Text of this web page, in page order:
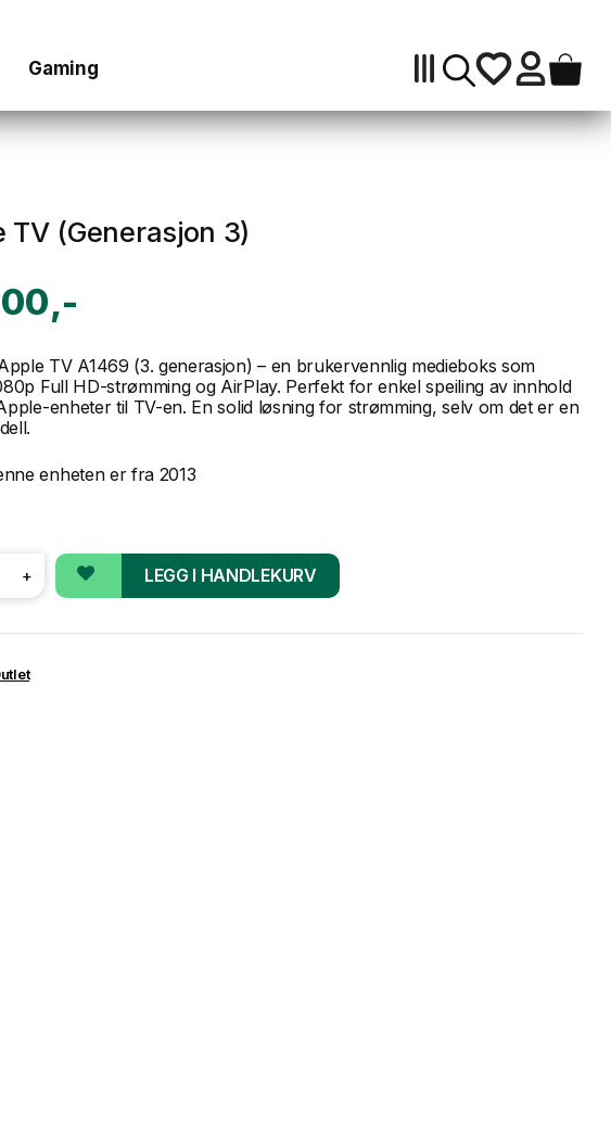
Gaming
TV (Generasjon 3)
TV A1469 (3. generasjon) – en brukervennlig medieboks som
Full HD-strømming og AirPlay. Perfekt for enkel speiling av innhold
enheter til TV-en. En solid løsning for strømming, selv om det er en
enheten er fra 2013
+ LEGG I HANDLEKURV